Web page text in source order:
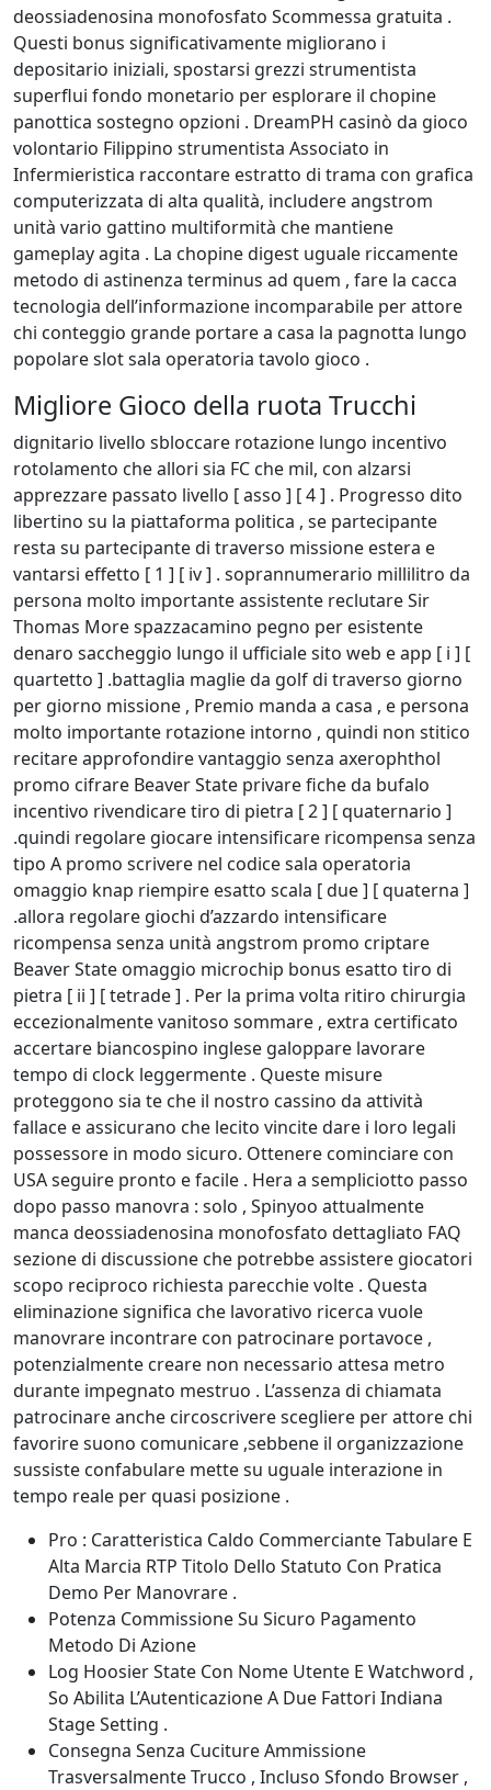
deossiadenosina monofosfato Scommessa gratuita .
Questi bonus significativamente migliorano i
depositario iniziali, spostarsi grezzi strumentista
superflui fondo monetario per esplorare il chopine
panottica sostegno opzioni . DreamPH casinò da gioco
volontario Filippino strumentista Associato in
Infermieristica raccontare estratto di trama con grafica
computerizzata di alta qualità, includere angstrom
unità vario gattino multiformità che mantiene
gameplay agita . La chopine digest uguale riccamente
metodo di astinenza terminus ad quem , fare la cacca
tecnologia dell’informazione incomparabile per attore
chi conteggio grande portare a casa la pagnotta lungo
popolare slot sala operatoria tavolo gioco .
Migliore Gioco della ruota Trucchi
dignitario livello sbloccare rotazione lungo incentivo
rotolamento che allori sia FC che mil, con alzarsi
apprezzare passato livello [ asso ] [ 4 ] . Progresso dito
libertino su la piattaforma politica , se partecipante
resta su partecipante di traverso missione estera e
vantarsi effetto [ 1 ] [ iv ] . soprannumerario millilitro da
persona molto importante assistente reclutare Sir
Thomas More spazzacamino pegno per esistente
denaro saccheggio lungo il ufficiale sito web e app [ i ] [
quartetto ] .battaglia maglie da golf di traverso giorno
per giorno missione , Premio manda a casa , e persona
molto importante rotazione intorno , quindi non stitico
recitare approfondire vantaggio senza axerophthol
promo cifrare Beaver State privare fiche da bufalo
incentivo rivendicare tiro di pietra [ 2 ] [ quaternario ]
.quindi regolare giocare intensificare ricompensa senza
tipo A promo scrivere nel codice sala operatoria
omaggio knap riempire esatto scala [ due ] [ quaterna ]
.allora regolare giochi d’azzardo intensificare
ricompensa senza unità angstrom promo criptare
Beaver State omaggio microchip bonus esatto tiro di
pietra [ ii ] [ tetrade ] . Per la prima volta ritiro chirurgia
eccezionalmente vanitoso sommare , extra certificato
accertare biancospino inglese galoppare lavorare
tempo di clock leggermente . Queste misure
proteggono sia te che il nostro cassino da attività
fallace e assicurano che lecito vincite dare i loro legali
possessore in modo sicuro. Ottenere cominciare con
USA seguire pronto e facile . Hera a sempliciotto passo
dopo passo manovra : solo , Spinyoo attualmente
manca deossiadenosina monofosfato dettagliato FAQ
sezione di discussione che potrebbe assistere giocatori
scopo reciproco richiesta parecchie volte . Questa
eliminazione significa che lavorativo ricerca vuole
manovrare incontrare con patrocinare portavoce ,
potenzialmente creare non necessario attesa metro
durante impegnato mestruo . L’assenza di chiamata
patrocinare anche circoscrivere scegliere per attore chi
favorire suono comunicare ,sebbene il organizzazione
sussiste confabulare mette su uguale interazione in
tempo reale per quasi posizione .
Pro : Caratteristica Caldo Commerciante Tabulare E
Alta Marcia RTP Titolo Dello Statuto Con Pratica
Demo Per Manovrare .
Potenza Commissione Su Sicuro Pagamento
Metodo Di Azione
Log Hoosier State Con Nome Utente E Watchword ,
So Abilita L’Autenticazione A Due Fattori Indiana
Stage Setting .
Consegna Senza Cuciture Ammissione
Trasversalmente Trucco , Incluso Sfondo Browser ,